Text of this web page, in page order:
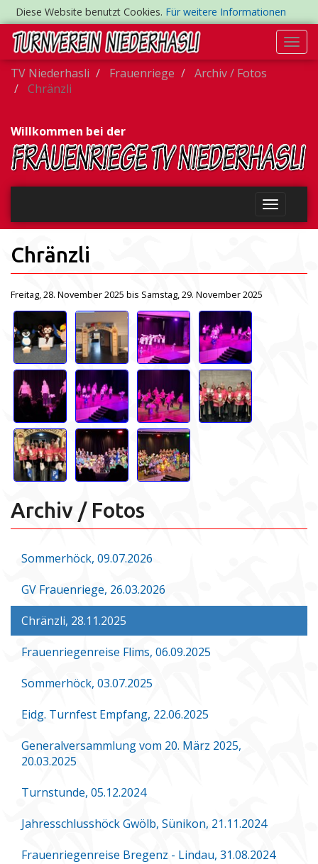
Diese Website benutzt Cookies. Für weitere Informationen
TV Niederhasli
Frauenriege
Archiv / Fotos
Chränzli
Willkommen bei der
Chränzli
Freitag, 28. November 2025 bis Samstag, 29. November 2025
Archiv / Fotos
Sommerhöck, 09.07.2026
GV Frauenriege, 26.03.2026
Chränzli, 28.11.2025
Frauenriegenreise Flims, 06.09.2025
Sommerhöck, 03.07.2025
Eidg. Turnfest Empfang, 22.06.2025
Generalversammlung vom 20. März 2025,
20.03.2025
Turnstunde, 05.12.2024
Jahresschlusshöck Gwölb, Sünikon, 21.11.2024
Frauenriegenreise Bregenz - Lindau, 31.08.2024